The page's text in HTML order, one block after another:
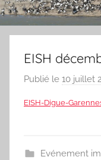
EISH
Publié le 10 juillet
EISH-Digue-
Evénement